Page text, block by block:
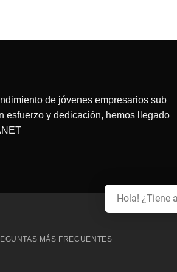
de jóvenes empresarios sub
esfuerzo y dedicación, hemos llegado
MÁS FRECUENTES
Hola! ¿Tiene